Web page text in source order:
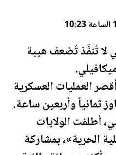
لا تُنفَّذ تُضعف هيبة
العمليات العسكرية
ثمانياً وأربعين ساعة.
أطلقتالولايات
الحرية»، بمشاركة